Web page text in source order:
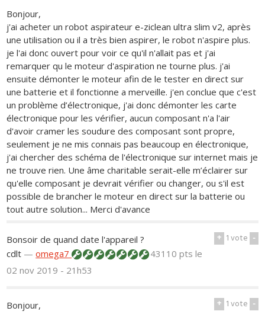
Bonjour,
j'ai acheter un robot aspirateur e-ziclean ultra slim v2, après
une utilisation ou il a très bien aspirer, le robot n'aspire plus.
je l'ai donc ouvert pour voir ce qu'il n'allait pas et j'ai
remarquer qu le moteur d'aspiration ne tourne plus. j'ai
ensuite démonter le moteur afin de le tester en direct sur
une batterie et il fonctionne a merveille. j'en conclue que c'est
un problème d’électronique, j'ai donc démonter les carte
électronique pour les vérifier, aucun composant n'a l'air
d'avoir cramer les soudure des composant sont propre,
seulement je ne mis connais pas beaucoup en électronique,
j'ai chercher des schéma de l'électronique sur internet mais je
ne trouve rien. Une âme charitable serait-elle m’éclairer sur
qu'elle composant je devrait vérifier ou changer, ou s'il est
possible de brancher le moteur en direct sur la batterie ou
tout autre solution... Merci d'avance
+ 1vote -
Bonsoir de quand date l'appareil ?
cdlt —omega7 43110 ptsle
02 nov 2019 - 21h53
+ 1vote -
Bonjour,